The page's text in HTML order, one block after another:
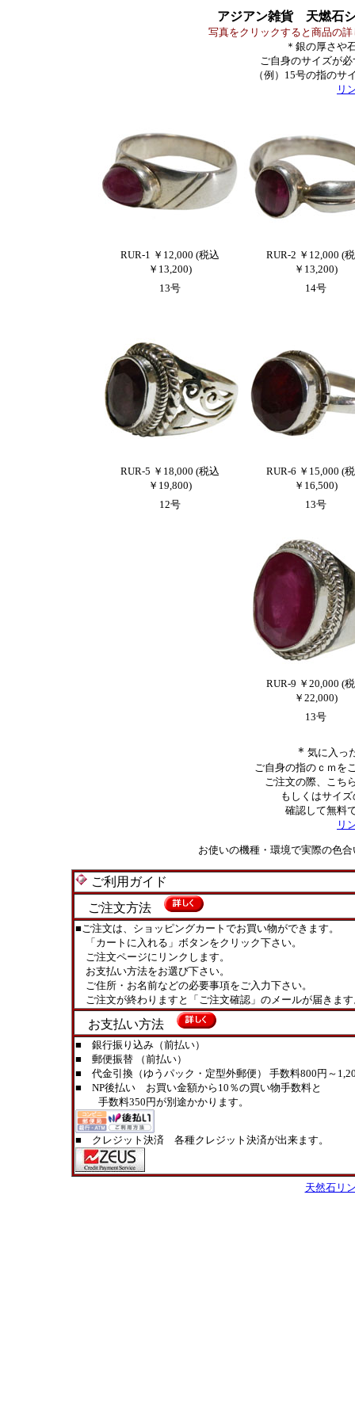
アジアン雑貨 天燃石
写真をクリックすると商品の
＊銀の厚さや
ご自身のサイズが
（例）15号の指のサ
リ
RUR-1 ￥12,000 (税込
￥13,200)
RUR-2 ￥12,000 (
￥13,200)
13号
14号
RUR-5 ￥18,000 (税込
￥19,800)
RUR-6 ￥15,000 (
￥16,500)
12号
13号
RUR-9 ￥20,000 (
￥22,000)
13号
＊ 気に入っ
ご自身の指のｃｍを
ご注文の際、こち
もしくはサイ
確認して無料
リ
お使いの機種・環境で実際の色
ご利用ガイド
ご注文方法
■ご注文は、ショッピングカートでお買い物ができます。
「カートに入れる」ボタンをクリック下さい。
ご注文ページにリンクします。
お支払い方法をお選び下さい。
ご住所・お名前などの必要事項をご入力下さい。
ご注文が終わりますと「ご注文確認」のメールが届きま
お支払い方法
■ 銀行振り込み（前払い）
■ 郵便振替 （前払い）
■ 代金引換（ゆうパック・定型外郵便） 手数料800円～
■ NP後払い お買い金額から10％の買い物手数料と
手数料350円が別途かかります。
■ クレジット決済 各種クレジット決済が出来ます。
天然石リ